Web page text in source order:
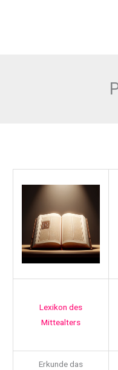
Lexikon des
Mittealters
Erkunde das